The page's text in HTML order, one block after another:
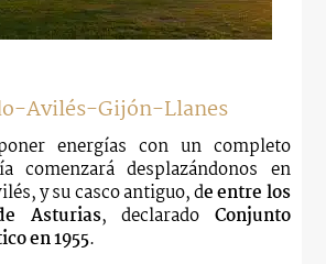
Avilés-Gijón-Llanes
energías con un completo
comenzará desplazándonos en
y su casco antiguo, de entre los
Asturias, declarado Conjunto
en 1955.